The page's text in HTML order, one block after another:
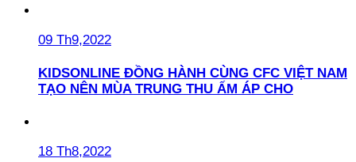
09 Th9,2022
KIDSONLINE ĐỒNG HÀNH CÙNG CFC VIỆT NAM
TẠO NÊN MÙA TRUNG THU ẤM ÁP CHO
18 Th8,2022